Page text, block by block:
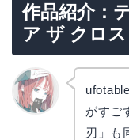
作品紹介：
ア ザ クロ
がすご
刃」も